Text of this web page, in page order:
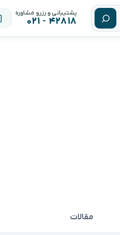
پشتیبانی و رزرو مشاوره
۴۲۸۱۸ - ۰۲۱
مقالات